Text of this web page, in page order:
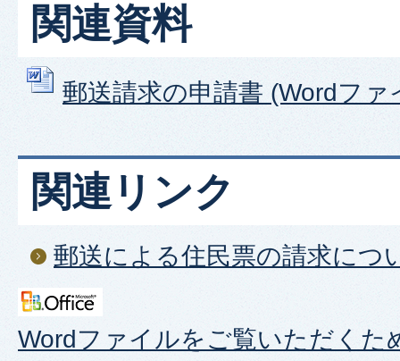
関連資料
郵送請求の申請書 (Wordファ
関連リンク
郵送による住民票の請求につ
Wordファイルをご覧いただくた